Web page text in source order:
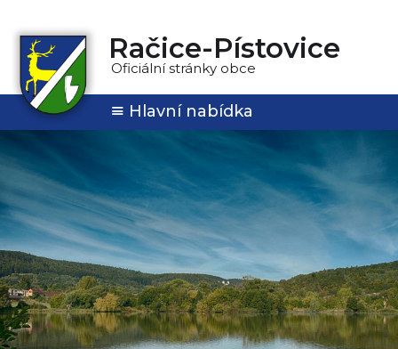
Račice-Pístovice
Oficiální stránky obce
Hlavní nabídka